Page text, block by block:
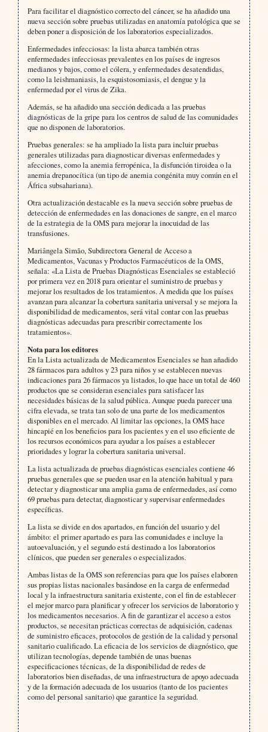
Para facilitar el diagnóstico correcto del cáncer, se ha añadido una
nueva sección sobre pruebas utilizadas en anatomía patológica que se
deben poner a disposición de los laboratorios especializados.
Enfermedades infecciosas: la lista abarca también otras
enfermedades infecciosas prevalentes en los países de ingresos
medianos y bajos, como el cólera, y enfermedades desatendidas,
como la leishmaniasis, la esquistosomiasis, el dengue y la
enfermedad por el virus de Zika.
Además, se ha añadido una sección dedicada a las pruebas
diagnósticas de la gripe para los centros de salud de las comunidades
que no disponen de laboratorios.
Pruebas generales: se ha ampliado la lista para incluir pruebas
generales utilizadas para diagnosticar diversas enfermedades y
afecciones, como la anemia ferropénica, la disfunción tiroidea o la
anemia drepanocítica (un tipo de anemia congénita muy común en el
África subsahariana).
Otra actualización destacable es la nueva sección sobre pruebas de
detección de enfermedades en las donaciones de sangre, en el marco
de la estrategia de la OMS para mejorar la inocuidad de las
transfusiones.
Mariângela Simão, Subdirectora General de Acceso a
Medicamentos, Vacunas y Productos Farmacéuticos de la OMS,
señala: «La Lista de Pruebas Diagnósticas Esenciales se estableció
por primera vez en 2018 para orientar el suministro de pruebas y
mejorar los resultados de los tratamientos. A medida que los países
avanzan para alcanzar la cobertura sanitaria universal y se mejora la
disponibilidad de medicamentos, será vital contar con las pruebas
diagnósticas adecuadas para prescribir correctamente los
tratamientos».
Nota para los editores
En la Lista actualizada de Medicamentos Esenciales se han añadido
28 fármacos para adultos y 23 para niños y se establecen nuevas
indicaciones para 26 fármacos ya listados, lo que hace un total de 460
productos que se consideran esenciales para satisfacer las
necesidades básicas de la salud pública. Aunque pueda parecer una
cifra elevada, se trata tan solo de una parte de los medicamentos
disponibles en el mercado. Al limitar las opciones, la OMS hace
hincapié en los beneficios para los pacientes y en el uso eficiente de
los recursos económicos para ayudar a los países a establecer
prioridades y lograr la cobertura sanitaria universal.
La lista actualizada de pruebas diagnósticas esenciales contiene 46
pruebas generales que se pueden usar en la atención habitual y para
detectar y diagnosticar una amplia gama de enfermedades, así como
69 pruebas para detectar, diagnosticar y supervisar enfermedades
específicas.
La lista se divide en dos apartados, en función del usuario y del
ámbito: el primer apartado es para las comunidades e incluye la
autoevaluación, y el segundo está destinado a los laboratorios
clínicos, que pueden ser generales o especializados.
Ambas listas de la OMS son referencias para que los países elaboren
sus propias listas nacionales basándose en la carga de enfermedad
local y la infraestructura sanitaria existente, con el fin de establecer
el mejor marco para planificar y ofrecer los servicios de laboratorio y
los medicamentos necesarios. A fin de garantizar el acceso a estos
productos, se necesitan prácticas correctas de adquisición, cadenas
de suministro eficaces, protocolos de gestión de la calidad y personal
sanitario cualificado. La eficacia de los servicios de diagnóstico, que
utilizan tecnologías, depende también de unas buenas
especificaciones técnicas, de la disponibilidad de redes de
laboratorios bien diseñadas, de una infraestructura de apoyo adecuada
y de la formación adecuada de los usuarios (tanto de los pacientes
como del personal sanitario) que garantice la seguridad.